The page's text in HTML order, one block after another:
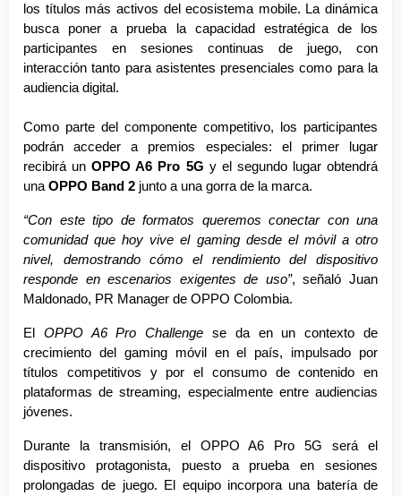
los títulos más activos del ecosistema mobile. La dinámica
busca poner a prueba la capacidad estratégica de los
participantes en sesiones continuas de juego, con
interacción tanto para asistentes presenciales como para la
audiencia digital.
Como parte del componente competitivo, los participantes
podrán acceder a premios especiales: el primer lugar
recibirá un OPPO A6 Pro 5G y el segundo lugar obtendrá
una OPPO Band 2 junto a una gorra de la marca.
“Con este tipo de formatos queremos conectar con una
comunidad que hoy vive el gaming desde el móvil a otro
nivel, demostrando cómo el rendimiento del dispositivo
responde en escenarios exigentes de uso”, señaló Juan
Maldonado, PR Manager de OPPO Colombia.
El OPPO A6 Pro Challenge se da en un contexto de
crecimiento del gaming móvil en el país, impulsado por
títulos competitivos y por el consumo de contenido en
plataformas de streaming, especialmente entre audiencias
jóvenes.
Durante la transmisión, el OPPO A6 Pro 5G será el
dispositivo protagonista, puesto a prueba en sesiones
prolongadas de juego. El equipo incorpora una batería de